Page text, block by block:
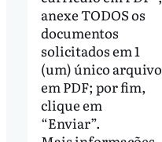
anexe TODOS os
documentos
solicitados em 1
(um) único arquivo
em PDF; por fim,
clique em
“Enviar”.